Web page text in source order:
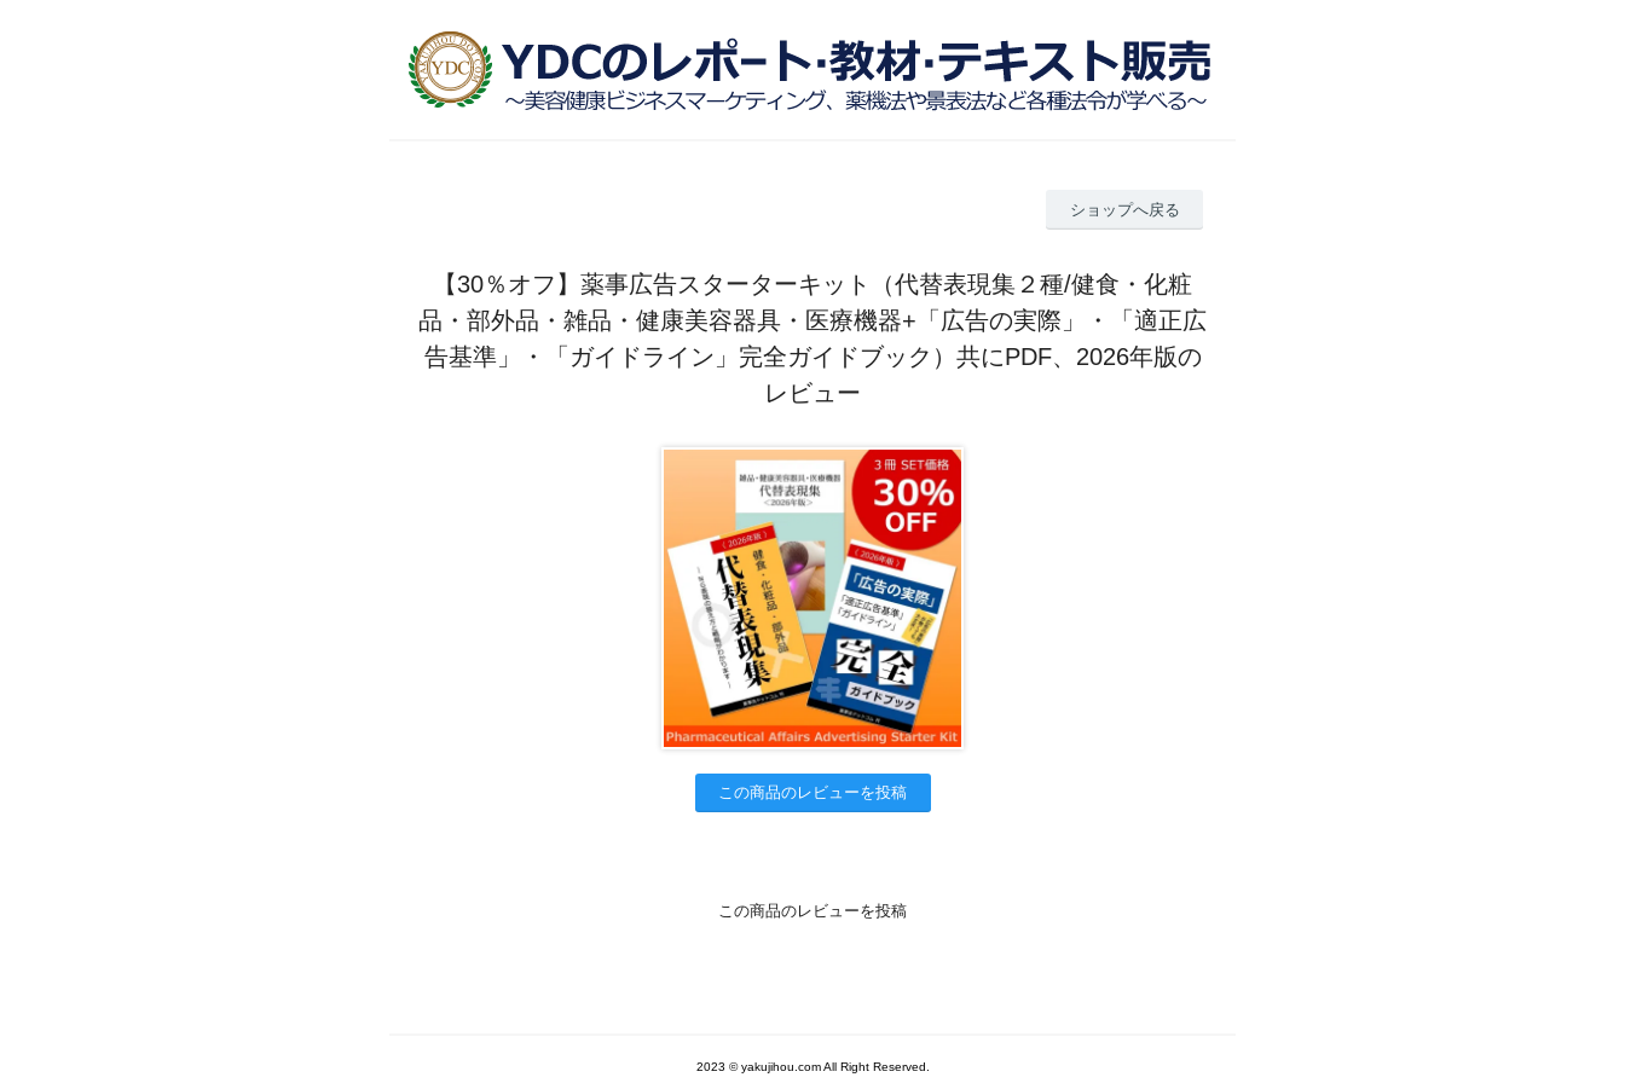
ショップへ戻る
【30％オフ】薬事広告スターターキット（代替表現集２種/健食・化粧
品・部外品・雑品・健康美容器具・医療機器+「広告の実際」・「適正広
告基準」・「ガイドライン」完全ガイドブック）共にPDF、2026年版の
レビュー
この商品のレビューを投稿
この商品のレビューを投稿
2023 © yakujihou.com All Right Reserved.